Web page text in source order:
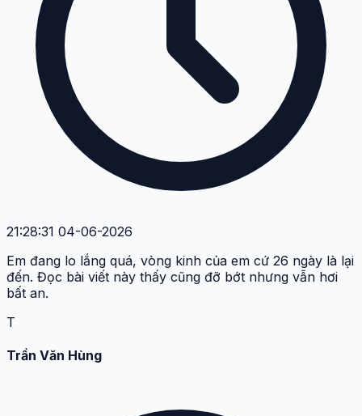
21:28:31 04-06-2026
Em đang lo lắng quá, vòng kinh của em cứ 26 ngày là lại
đến. Đọc bài viết này thấy cũng đỡ bớt nhưng vẫn hơi
bất an.
T
Trần Văn Hùng